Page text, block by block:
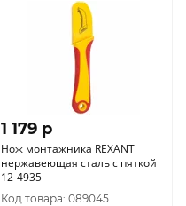
1 179 p
Нож монтажника REXANT
нержавеющая сталь с пяткой
12-4935
Код товара: 089045